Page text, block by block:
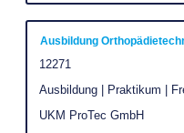
die
Stelleninformationen
vollständig
anzuzeigen.
Stellenbezeichnung
Ausbildung
Stellenkennung
12271
Stellenkategorie
Ausbildung | Praktikum |
Unternehmen
UKM ProTec GmbH
Drücken
Sie
die
Leertaste,